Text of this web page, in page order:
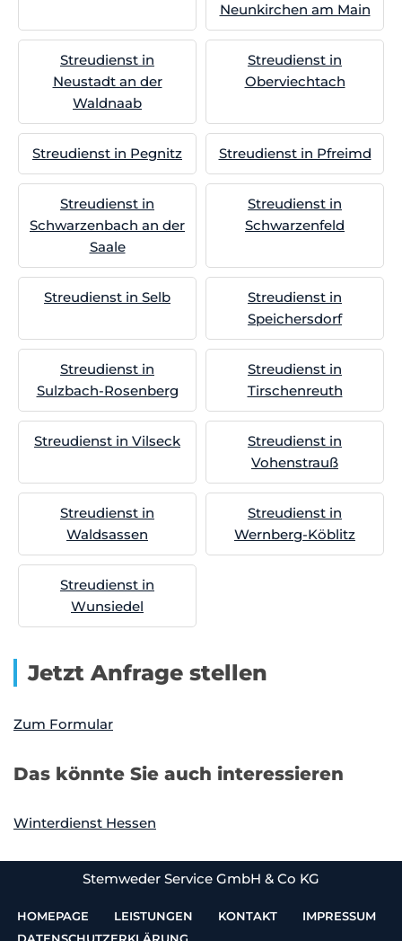
Neunkirchen am Main
Streudienst in
Neustadt an der
Waldnaab
Streudienst in
Oberviechtach
Streudienst in Pegnitz Streudienst in Pfreimd
Streudienst in
Schwarzenbach an der
Saale
Streudienst in
Schwarzenfeld
Streudienst in Selb
Streudienst in
Speichersdorf
Streudienst in
Sulzbach-Rosenberg
Streudienst in
Tirschenreuth
Streudienst in Vilseck
Streudienst in
Vohenstrauß
Streudienst in
Waldsassen
Streudienst in
Wernberg-Köblitz
Streudienst in
Wunsiedel
Jetzt Anfrage stellen
Zum Formular
Das könnte Sie auch interessieren
Winterdienst Hessen
Stemweder Service GmbH & Co KG
HOMEPAGE LEISTUNGEN KONTAKT
IMPRESSUM